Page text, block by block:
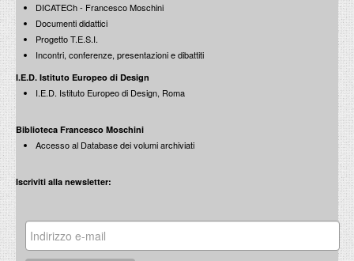
DICATECh - Francesco Moschini
Documenti didattici
Progetto T.E.S.I.
Incontri, conferenze, presentazioni e dibattiti
I.E.D. Istituto Europeo di Design
I.E.D. Istituto Europeo di Design, Roma
Biblioteca Francesco Moschini
Accesso al Database dei volumi archiviati
Iscriviti alla newsletter: